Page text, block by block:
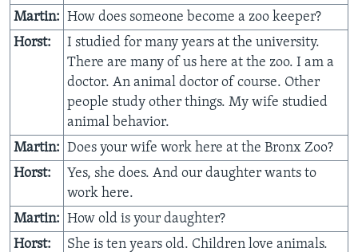
Martin: How does someone become a zoo keeper?
Horst:
I studied for many years at the university.
There are many of us here at the zoo. I am a
doctor. An animal doctor of course. Other
people study other things. My wife studied
animal behavior.
Martin: Does your wife work here at the Bronx Zoo?
Horst:
Yes, she does. And our daughter wants to
work here.
Martin: How old is your daughter?
Horst:
She is ten years old. Children love animals.